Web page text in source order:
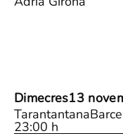
Dimecres13
Tarantantana
23:00 h